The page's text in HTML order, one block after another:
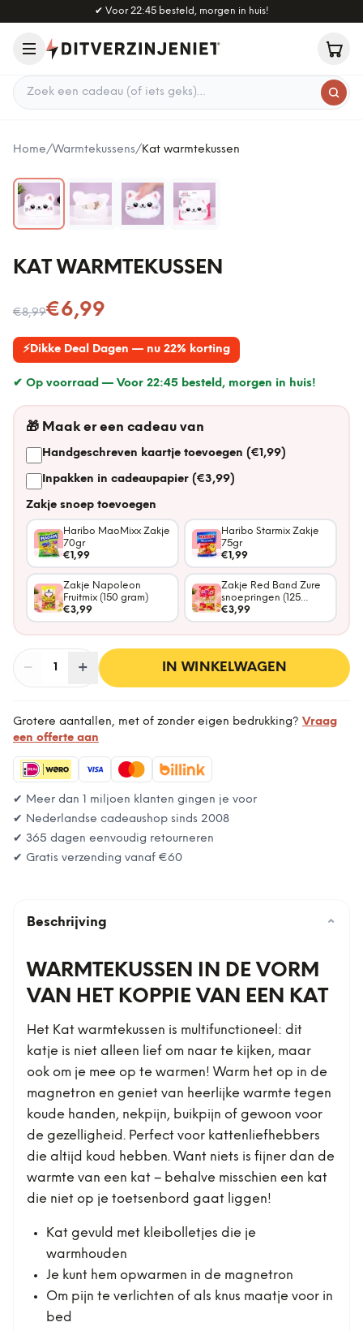
Naar hoofdinhoud
✔ Voor 22:45 besteld, morgen in huis!
Zoek een cadeau
Home/Warmtekussens/Kat warmtekussen
KAT WARMTEKUSSEN
€8,99
Nu voor
€6,99
⚡Dikke Deal Dagen — nu 22% korting
✔ Op voorraad — Voor 22:45 besteld, morgen in huis!
🎁 Maak er een cadeau van
Handgeschreven kaartje toevoegen (€1,99)
Inpakken in cadeaupapier (€3,99)
Zakje snoep toevoegen
Haribo MaoMixx Zakje
70gr
€1,99
Haribo Starmix Zakje
75gr
€1,99
Zakje Napoleon
Fruitmix (150 gram)
€3,99
Zakje Red Band Zure
snoepringen (125
gram)
€3,99
− Aantal
1 + IN WINKELWAGEN
Grotere aantallen, met of zonder eigen bedrukking? Vraag
een offerte aan
✔ Meer dan 1 miljoen klanten gingen je voor
✔ Nederlandse cadeaushop sinds 2008
✔ 365 dagen eenvoudig retourneren
✔ Gratis verzending vanaf €60
Beschrijving ⌄
WARMTEKUSSEN IN DE VORM
VAN HET KOPPIE VAN EEN KAT
Het Kat warmtekussen is multifunctioneel: dit
katje is niet alleen lief om naar te kijken, maar
ook om je mee op te warmen! Warm het op in de
magnetron en geniet van heerlijke warmte tegen
koude handen, nekpijn, buikpijn of gewoon voor
de gezelligheid. Perfect voor kattenliefhebbers
die altijd koud hebben. Want niets is fijner dan de
warmte van een kat – behalve misschien een kat
die niet op je toetsenbord gaat liggen!
Kat gevuld met kleibolletjes die je
warmhouden
Je kunt hem opwarmen in de magnetron
Om pijn te verlichten of als knus maatje voor in
bed